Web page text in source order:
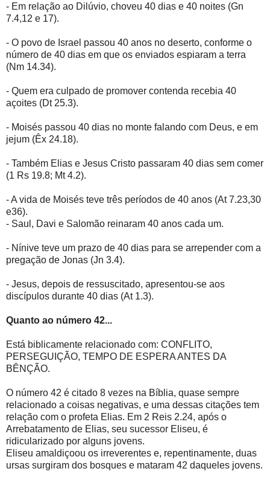
- Em relação ao Dilúvio, choveu 40 dias e 40 noites (Gn
7.4,12 e 17).
- O povo de Israel passou 40 anos no deserto, conforme o
número de 40 dias em que os enviados espiaram a terra
(Nm 14.34).
- Quem era culpado de promover contenda recebia 40
açoites (Dt 25.3).
- Moisés passou 40 dias no monte falando com Deus, e em
jejum (Êx 24.18).
- Também Elias e Jesus Cristo passaram 40 dias sem comer
(1 Rs 19.8; Mt 4.2).
- A vida de Moisés teve três períodos de 40 anos (At 7.23,30
e36).
- Saul, Davi e Salomão reinaram 40 anos cada um.
- Nínive teve um prazo de 40 dias para se arrepender com a
pregação de Jonas (Jn 3.4).
- Jesus, depois de ressuscitado, apresentou-se aos
discípulos durante 40 dias (At 1.3).
Quanto ao número 42...
Está biblicamente relacionado com: CONFLITO,
PERSEGUIÇÃO, TEMPO DE ESPERA ANTES DA
BÊNÇÃO.
O número 42 é citado 8 vezes na Bíblia, quase sempre
relacionado a coisas negativas, e uma dessas citações tem
relação com o profeta Elias. Em 2 Reis 2.24, após o
Arrebatamento de Elias, seu sucessor Eliseu, é
ridicularizado por alguns jovens.
Eliseu amaldiçoou os irreverentes e, repentinamente, duas
ursas surgiram dos bosques e mataram 42 daqueles jovens.